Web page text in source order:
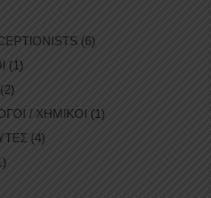
(6)
(1)
(2)
/ ΧΗΜΙΚΟΙ (1)
(4)